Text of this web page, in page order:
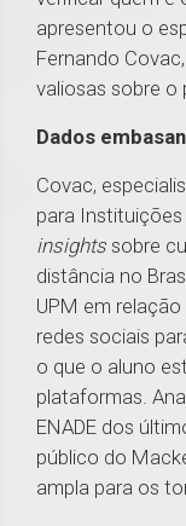
apresentou o
Fernando
valiosas sobre o
Dados
Covac,
para
insights sobre
distância no
UPM em relação
redes sociais
o que o aluno
plataformas.
ENADE dos
público do
ampla para os